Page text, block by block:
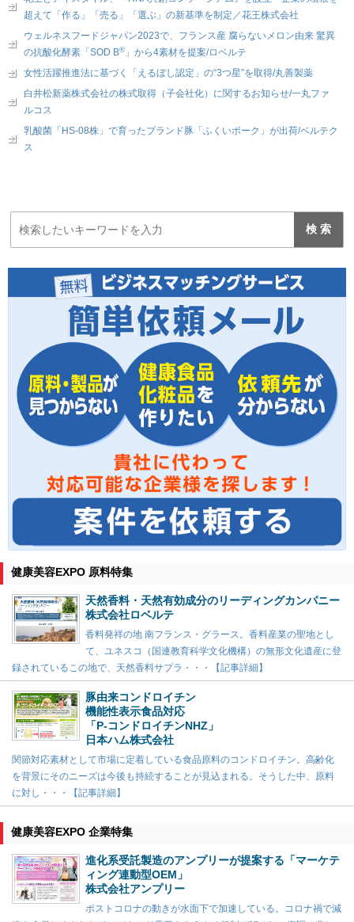
超えて「作る」「売る」「選ぶ」の新基準を制定／花王株式会社
ウェルネスフードジャパン2023で、フランス産 腐らないメロン由来 驚異
の抗酸化酵素「SOD B® 」から4素材を提案/ロベルテ
女性活躍推進法に基づく「えるぼし認定」の“3つ星”を取得/丸善製薬
白井松新薬株式会社の株式取得（子会社化）に関するお知らせ/一丸ファ
ルコス
乳酸菌「HS-08株」で育ったブランド豚「ふくいポーク」が出荷/ベルテク
ス
健康美容EXPO 原料特集
天然香料・天然有効成分のリーディングカンパニー
株式会社ロベルテ
香料発祥の地 南フランス・グラース。香料産業の聖地とし
て、ユネスコ（国連教育科学文化機構）の無形文化遺産に登
録されているこの地で、天然香料サプラ・・・【記事詳細】
豚由来コンドロイチン
機能性表示食品対応
「P-コンドロイチンNHZ」
日本ハム株式会社
関節対応素材として市場に定着している食品原料のコンドロイチン。高齢化
を背景にそのニーズは今後も持続することが見込まれる。そうした中、原料
に対し・・・【記事詳細】
健康美容EXPO 企業特集
進化系受託製造のアンプリーが提案する「マーケテ
ィング連動型OEM」
株式会社アンプリー
ポストコロナの動きが水面下で加速している。コロナ禍で減